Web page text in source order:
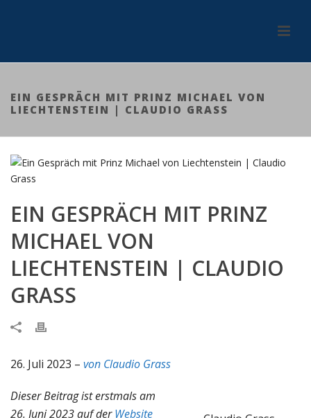
EIN GESPRÄCH MIT PRINZ MICHAEL VON
LIECHTENSTEIN | CLAUDIO GRASS
EIN GESPRÄCH MIT PRINZ
MICHAEL VON
LIECHTENSTEIN | CLAUDIO
GRASS
26. Juli 2023 – von Claudio Grass
Dieser Beitrag ist erstmals am
26. Juni 2023 auf derWebsite